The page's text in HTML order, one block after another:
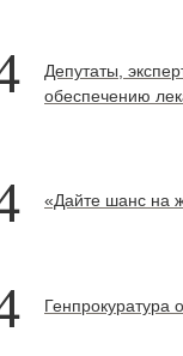
Депутаты,
обеспечению
«Дайте шанс на
Генпрокуратура